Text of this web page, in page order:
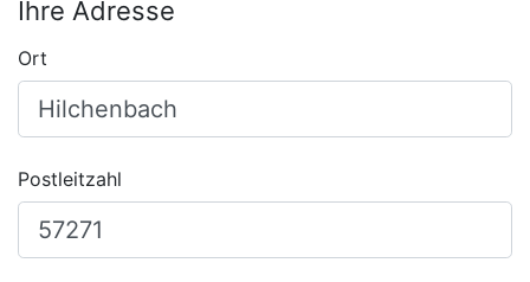
Ihre Adresse
Ort
Postleitzahl